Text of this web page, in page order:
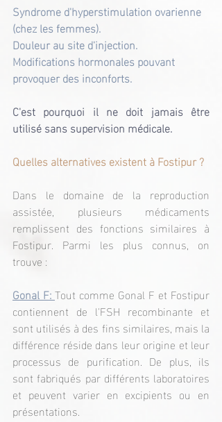
Syndrome d'hyperstimulation ovarienne
(chez les femmes).
Douleur au site d'injection.
Modifications hormonales pouvant
provoquer des inconforts.
C'est pourquoi il ne doit jamais être
utilisé sans supervision médicale.
Quelles alternatives existent à Fostipur ?
Dans le domaine de la reproduction
assistée, plusieurs médicaments
remplissent des fonctions similaires à
Fostipur. Parmi les plus connus, on
trouve :
Gonal F: Tout comme Gonal F et Fostipur
contiennent de l'FSH recombinante et
sont utilisés à des fins similaires, mais la
différence réside dans leur origine et leur
processus de purification. De plus, ils
sont fabriqués par différents laboratoires
et peuvent varier en excipients ou en
présentations.